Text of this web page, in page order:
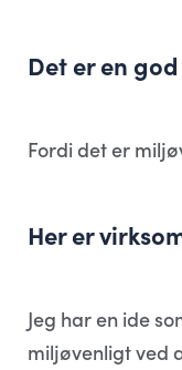
Det er en
Fordi det er
Her er
Jeg har en ide
miljøvenligt ved